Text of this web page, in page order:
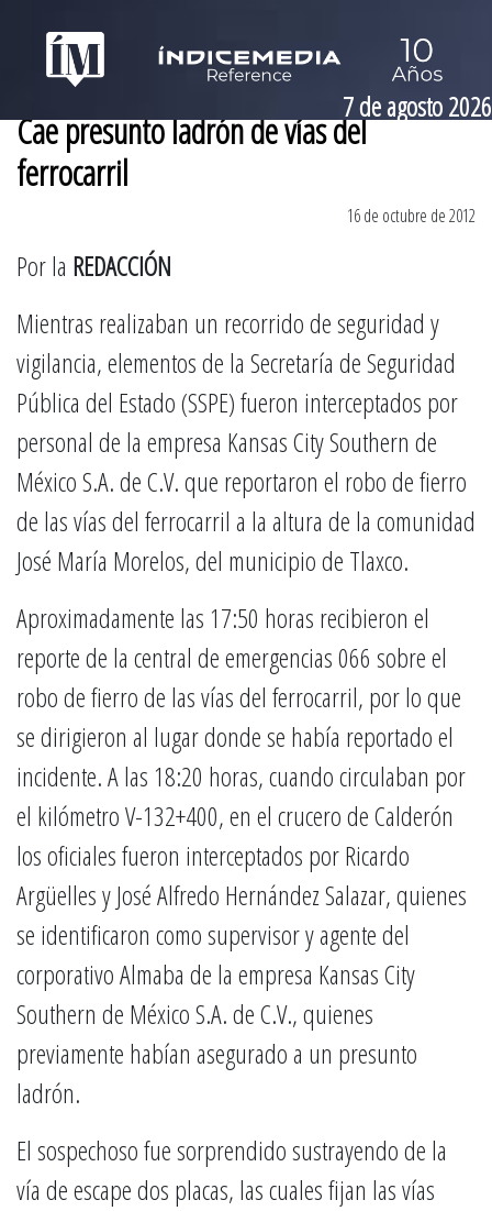
7 de agosto 2026
Cae presunto ladrón de vías del
ferrocarril
16 de octubre de 2012
Por la REDACCIÓN
Mientras realizaban un recorrido de seguridad y
vigilancia, elementos de la Secretaría de Seguridad
Pública del Estado (SSPE) fueron interceptados por
personal de la empresa Kansas City Southern de
México S.A. de C.V. que reportaron el robo de fierro
de las vías del ferrocarril a la altura de la comunidad
José María Morelos, del municipio de Tlaxco.
Aproximadamente las 17:50 horas recibieron el
reporte de la central de emergencias 066 sobre el
robo de fierro de las vías del ferrocarril, por lo que
se dirigieron al lugar donde se había reportado el
incidente. A las 18:20 horas, cuando circulaban por
el kilómetro V-132+400, en el crucero de Calderón
los oficiales fueron interceptados por Ricardo
Argüelles y José Alfredo Hernández Salazar, quienes
se identificaron como supervisor y agente del
corporativo Almaba de la empresa Kansas City
Southern de México S.A. de C.V., quienes
previamente habían asegurado a un presunto
ladrón.
El sospechoso fue sorprendido sustrayendo de la
vía de escape dos placas, las cuales fijan las vías